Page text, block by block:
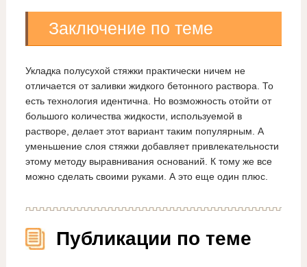
Заключение по теме
Укладка полусухой стяжки практически ничем не
отличается от заливки жидкого бетонного раствора. То
есть технология идентична. Но возможность отойти от
большого количества жидкости, используемой в
растворе, делает этот вариант таким популярным. А
уменьшение слоя стяжки добавляет привлекательности
этому методу выравнивания оснований. К тому же все
можно сделать своими руками. А это еще один плюс.
Публикации по теме